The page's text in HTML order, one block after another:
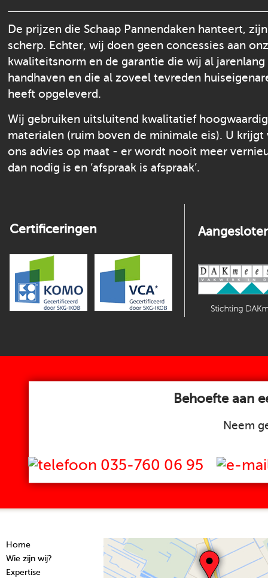
De prijzen die Schaap Pannendaken hanteert,
scherp. Echter, wij doen geen concessies aan
kwaliteitsnorm en de garantie die wij al jarenlang
handhaven en die al zoveel tevreden
heeft opgeleverd.
Wij gebruiken uitsluitend kwalitatief
materialen (ruim boven de minimale eis). U krijgt
ons advies op maat - er wordt nooit meer
dan nodig is en ‘afspraak is afspraak’.
Certificeringen
Behoefte aan
Neem
035-760 06 95
Home
Wie zijn wij?
Expertise